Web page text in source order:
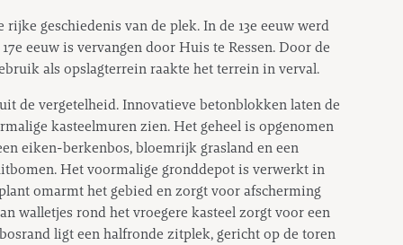
rijke geschiedenis van de plek. In de 13e eeuw werd
eeuw is vervangen door Huis te Ressen. Door de
als opslagterrein raakte het terrein in verval.
de vergetelheid. Innovatieve betonblokken laten de
kasteelmuren zien. Het geheel is opgenomen
eiken-berkenbos, bloemrijk grasland en een
Het voormalige gronddepot is verwerkt in
omarmt het gebied en zorgt voor afscherming
walletjes rond het vroegere kasteel zorgt voor een
ligt een halfronde zitplek, gericht op de toren